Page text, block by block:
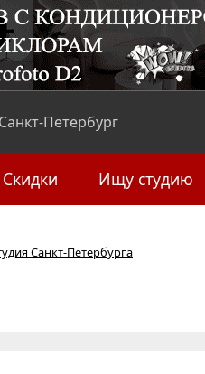
Санкт-Петербург
Скидки Ищу студию
Санкт-Петербурга